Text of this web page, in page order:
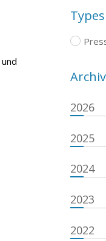
2026
2025
2024
2023
2022